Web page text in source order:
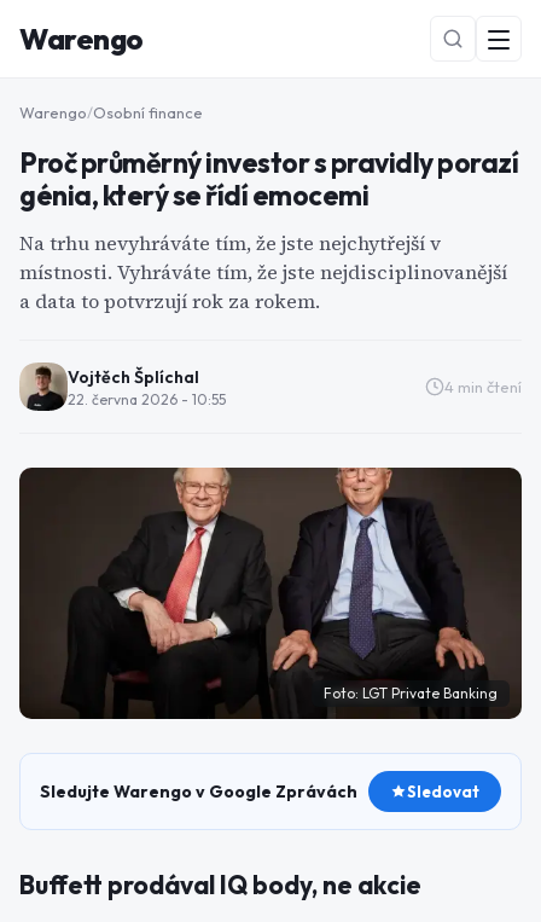
Warengo
NOVÉ
Warengo/Osobní finance
Proč průměrný investor s pravidly porazí
génia, který se řídí emocemi
Na trhu nevyhráváte tím, že jste nejchytřejší v
místnosti. Vyhráváte tím, že jste nejdisciplinovanější
a data to potvrzují rok za rokem.
Vojtěch Šplíchal
22. června 2026 - 10:55
4 min čtení
Foto: LGT Private Banking
Sledujte Warengo v Google Zprávách Sledovat
Buffett prodával IQ body, ne akcie